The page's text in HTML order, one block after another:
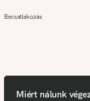
Becsatlakozás
Miért nálunk